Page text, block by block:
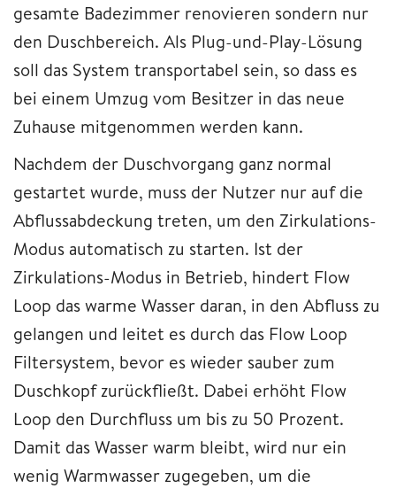
gesamte Badezimmer renovieren sondern nur
den Duschbereich. Als Plug-und-Play-Lösung
soll das System transportabel sein, so dass es
bei einem Umzug vom Besitzer in das neue
Zuhause mitgenommen werden kann.
Nachdem der Duschvorgang ganz normal
gestartet wurde, muss der Nutzer nur auf die
Abflussabdeckung treten, um den Zirkulations-
Modus automatisch zu starten. Ist der
Zirkulations-Modus in Betrieb, hindert Flow
Loop das warme Wasser daran, in den Abfluss zu
gelangen und leitet es durch das Flow Loop
Filtersystem, bevor es wieder sauber zum
Duschkopf zurückfließt. Dabei erhöht Flow
Loop den Durchfluss um bis zu 50 Prozent.
Damit das Wasser warm bleibt, wird nur ein
wenig Warmwasser zugegeben, um die